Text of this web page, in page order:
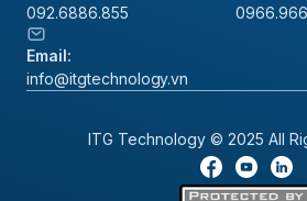
092.6886.855
Email:
info@itgtechnology.vn
ITG Technology © 2025 All